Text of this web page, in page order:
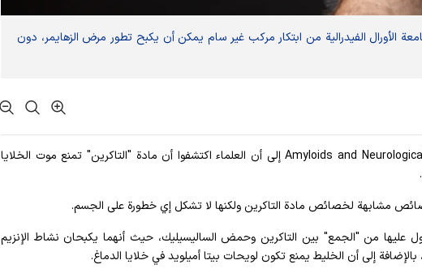
الأورال الفيدرالية من ابتكار مركب غير سام يمكن أن يكبح تطور مرض الزهايمر، دون
أفادت وکالة آنا الإخباریة، وتشير مجلة Amyloids and Neurological Diseases إلى أن العلماء اكتشفوا أن مادة "التاكرين" تمنع موت الخلايا
مشابهة لخصائص مادة التاكرين ولكنها لا تشكل إي خطورة على الجسم.
عليها من "الجمع" بين التاكرين وحمض الساليسيليك، حيث أنهما يكبحان نشاط الإنزيم
إلى أن الخليط يمنع تكون لويحات بيتا أميلويد في خلايا الدماغ.